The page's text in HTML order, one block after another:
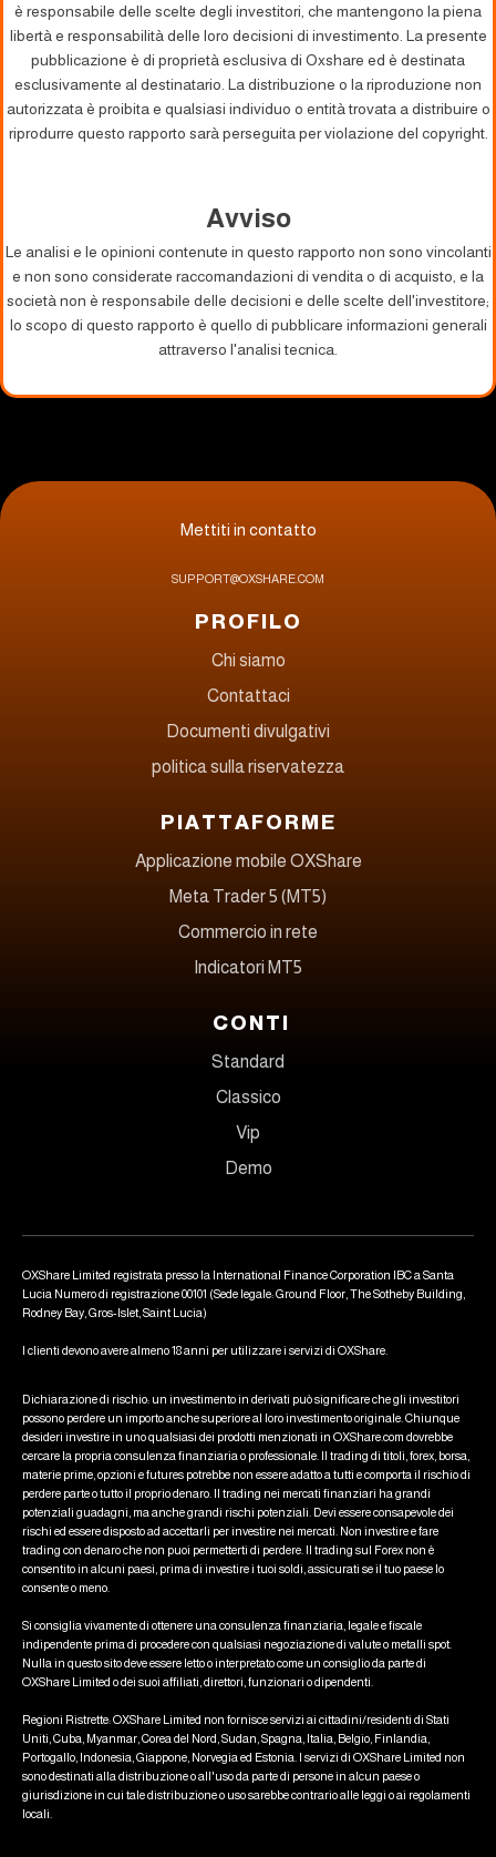
è responsabile delle scelte degli investitori, che mantengono la piena
libertà e responsabilità delle loro decisioni di investimento. La presente
pubblicazione è di proprietà esclusiva di Oxshare ed è destinata
esclusivamente al destinatario. La distribuzione o la riproduzione non
autorizzata è proibita e qualsiasi individuo o entità trovata a distribuire o
riprodurre questo rapporto sarà perseguita per violazione del copyright.
Avviso
Le analisi e le opinioni contenute in questo rapporto non sono vincolanti
e non sono considerate raccomandazioni di vendita o di acquisto, e la
società non è responsabile delle decisioni e delle scelte dell'investitore;
lo scopo di questo rapporto è quello di pubblicare informazioni generali
attraverso l'analisi tecnica.
Mettiti in contatto
SUPPORT@OXSHARE.COM
PROFILO
Chi siamo
Contattaci
Documenti divulgativi
politica sulla riservatezza
PIATTAFORME
Applicazione mobile OXShare
Meta Trader 5 (MT5)
Commercio in rete
Indicatori MT5
CONTI
Standard
Classico
Vip
Demo
OXShare Limited registrata presso la International Finance Corporation IBC a Santa
Lucia Numero di registrazione 00101 (Sede legale: Ground Floor, The Sotheby Building,
Rodney Bay, Gros-Islet, Saint Lucia)
I clienti devono avere almeno 18 anni per utilizzare i servizi di OXShare.
Dichiarazione di rischio: un investimento in derivati può significare che gli investitori
possono perdere un importo anche superiore al loro investimento originale. Chiunque
desideri investire in uno qualsiasi dei prodotti menzionati in OXShare.com dovrebbe
cercare la propria consulenza finanziaria o professionale. Il trading di titoli, forex, borsa,
materie prime, opzioni e futures potrebbe non essere adatto a tutti e comporta il rischio di
perdere parte o tutto il proprio denaro. Il trading nei mercati finanziari ha grandi
potenziali guadagni, ma anche grandi rischi potenziali. Devi essere consapevole dei
rischi ed essere disposto ad accettarli per investire nei mercati. Non investire e fare
trading con denaro che non puoi permetterti di perdere. Il trading sul Forex non è
consentito in alcuni paesi, prima di investire i tuoi soldi, assicurati se il tuo paese lo
consente o meno.
Si consiglia vivamente di ottenere una consulenza finanziaria, legale e fiscale
indipendente prima di procedere con qualsiasi negoziazione di valute o metalli spot.
Nulla in questo sito deve essere letto o interpretato come un consiglio da parte di
OXShare Limited o dei suoi affiliati, direttori, funzionari o dipendenti.
Regioni Ristrette: OXShare Limited non fornisce servizi ai cittadini/residenti di Stati
Uniti, Cuba, Myanmar, Corea del Nord, Sudan, Spagna, Italia, Belgio, Finlandia,
Portogallo, Indonesia, Giappone, Norvegia ed Estonia. I servizi di OXShare Limited non
sono destinati alla distribuzione o all'uso da parte di persone in alcun paese o
giurisdizione in cui tale distribuzione o uso sarebbe contrario alle leggi o ai regolamenti
locali.